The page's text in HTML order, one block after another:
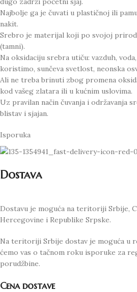
Najbolje ga je čuvati u plastičnoj ili
nakit.
Srebro je materijal koji po svojoj
(tamni).
Na oksidaciju srebra utiču: vazduh,
koristimo, sunčeva svetlost, neonska
Ali ne treba brinuti zbog promena
kod vašeg zlatara ili u kućnim uslovima.
Uz pravilan način čuvanja i održavanja
blistav i sjajan.
Isporuka
Dostava
Dostavu je moguća na teritoriji Srbije,
Hercegovine i Republike Srpske.
Na teritoriji Srbije dostav je moguća u
ćemo vas o tačnom roku isporuke za
porudžbine.
Cena dostave